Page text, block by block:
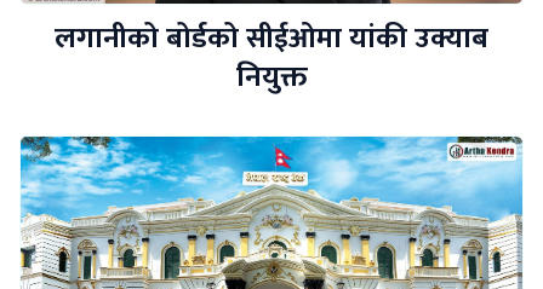
लगानीको बोर्डको सीईओमा यांकी उक्याब
नियुक्त